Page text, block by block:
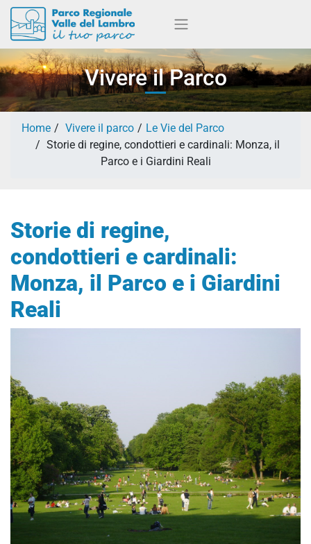
Vivere il Parco
Home Vivere il parco
Le Vie del Parco
Storie di regine, condottieri e cardinali: Monza, il
Parco e i Giardini Reali
Storie di regine,
condottieri e cardinali:
Monza, il Parco e i Giardini
Reali